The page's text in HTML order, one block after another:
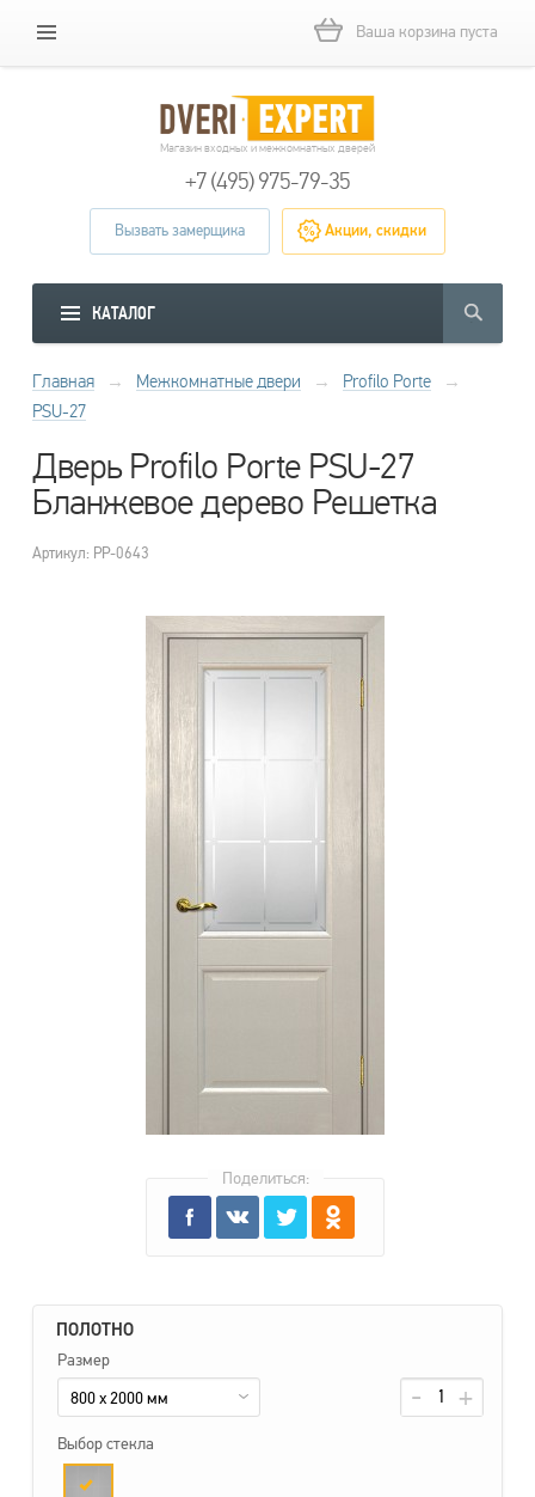
Ваша корзина пуста
Магазин входных и межкомнатных дверей
+7 (495) 975-79-35
Вызвать замерщика Акции, скидки
КАТАЛОГ
Главная → Межкомнатные двери → Profilo Porte
→
PSU-27
Дверь Profilo Porte PSU-27
Бланжевое дерево Решетка
Артикул: PP-0643
ПОЛОТНО
Размер
800 x 2000 мм
Выбор стекла
Поделиться: